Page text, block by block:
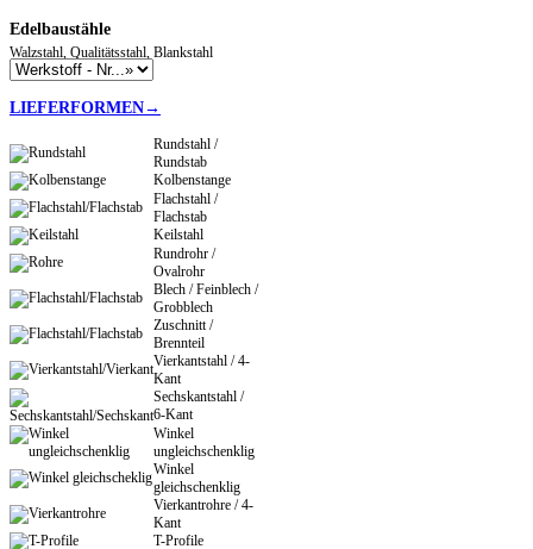
Edelbaustähle
Walzstahl, Qualitätsstahl, Blankstahl
LIEFERFORMEN→
Rundstahl /
Rundstab
Kolbenstange
Flachstahl /
Flachstab
Keilstahl
Rundrohr /
Ovalrohr
Blech / Feinblech /
Grobblech
Zuschnitt /
Brennteil
Vierkantstahl / 4-
Kant
Sechskantstahl /
6-Kant
Winkel
ungleichschenklig
Winkel
gleichschenklig
Vierkantrohre / 4-
Kant
T-Profile